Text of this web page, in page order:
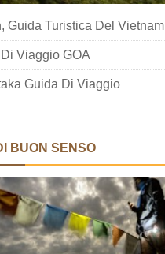
Guida Turistica Del Vietnam
Viaggio GOA
Guida Di Viaggio
BUON SENSO